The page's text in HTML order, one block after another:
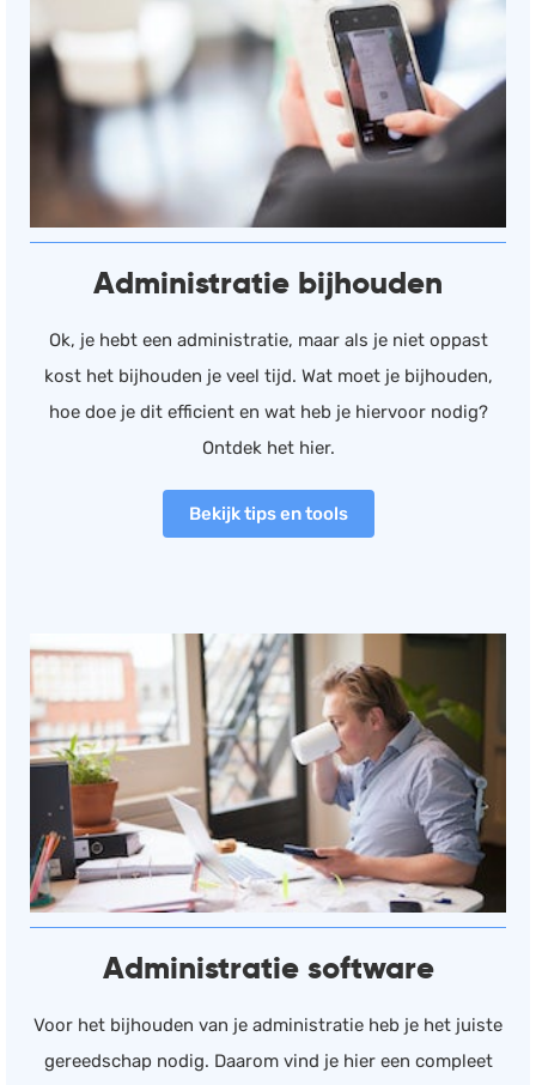
Administratie bijhouden
Ok, je hebt een administratie, maar als je niet oppast
kost het bijhouden je veel tijd. Wat moet je bijhouden,
hoe doe je dit efficient en wat heb je hiervoor nodig?
Ontdek het hier.
Bekijk tips en tools
Administratie software
Voor het bijhouden van je administratie heb je het juiste
gereedschap nodig. Daarom vind je hier een compleet